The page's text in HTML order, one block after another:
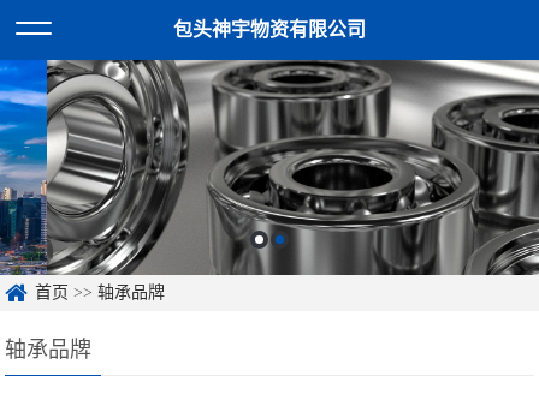
包头神宇物资有限公司
首页 >>轴承品牌
轴承品牌